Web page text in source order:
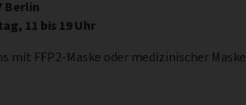
Berlin
11 bis 19 Uhr
mit FFP2-Maske oder medizinischer Maske